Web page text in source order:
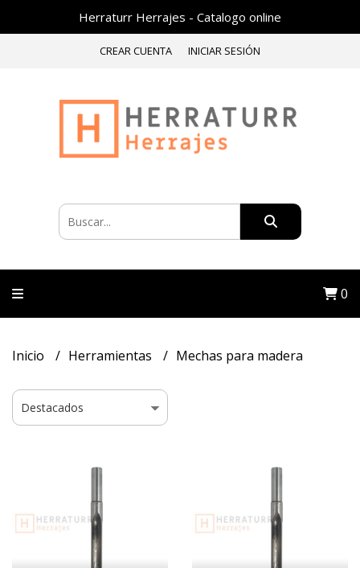
Herraturr Herrajes - Catalogo online
CREAR CUENTA INICIAR SESIÓN
0
Inicio Herramientas Mechas para madera